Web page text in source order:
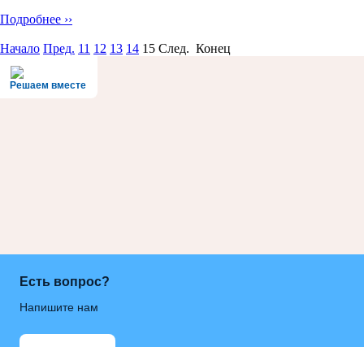
Подробнее ››
Начало Пред. 11 12 13 14 15 След. Конец
Решаем вместе
Есть вопрос?
Напишите нам